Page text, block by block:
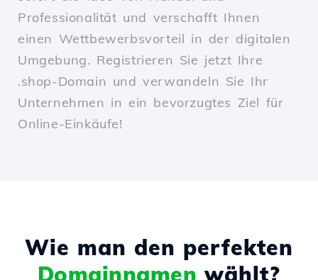
Professionalität und verschafft Ihnen
einen Wettbewerbsvorteil in der digitalen
Umgebung. Registrieren Sie jetzt Ihre
.shop-Domain und verwandeln Sie Ihr
Unternehmen in ein bevorzugtes Ziel für
Online-Einkäufe!
Wie man den perfekten
Domainnamen wählt?